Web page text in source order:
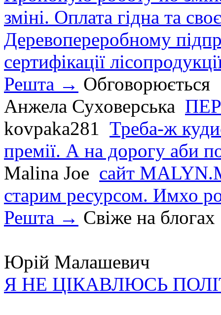
зміні. Оплата гідна та
Деревопереробному
сертифікації
Решта → Обговорюється
Анжела Суховерська
kovpaka281 Треба-ж
премії. А на дорогу аби
Malina Joe сайт
старим ресурсом. Имхо
Решта → Свіже на блогах
Юрій Малашевич
Я НЕ ЦІКАВЛЮСЬ